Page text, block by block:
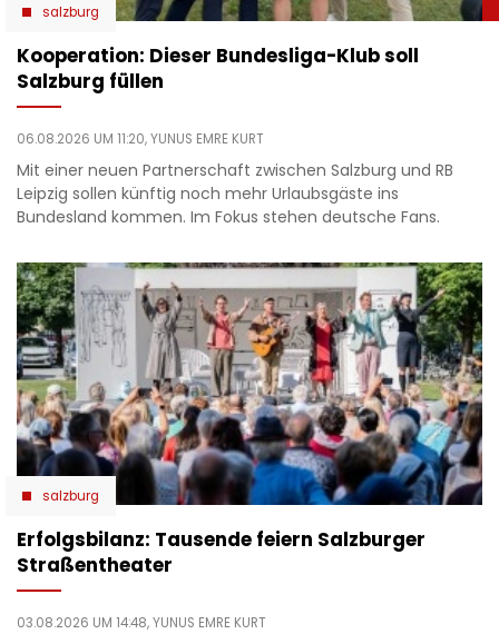
salzburg
Kooperation: Dieser Bundesliga-Klub soll
Salzburg füllen
06.08.2026 UM 11:20,YUNUS EMRE KURT
Mit einer neuen Partnerschaft zwischen Salzburg und RB
Leipzig sollen künftig noch mehr Urlaubsgäste ins
Bundesland kommen. Im Fokus stehen deutsche Fans.
salzburg
Erfolgsbilanz: Tausende feiern Salzburger
Straßentheater
03.08.2026 UM 14:48,YUNUS EMRE KURT